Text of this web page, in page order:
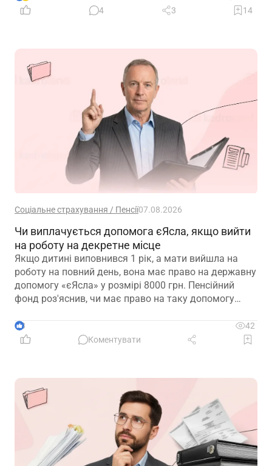
4
3 14
Соціальне страхування / Пенсії07.08.2026
Чи виплачується допомога єЯсла, якщо вийти
на роботу на декретне місце
Якщо дитині виповнився 1 рік, а мати вийшла на
роботу на повний день, вона має право на державну
допомогу «єЯсла» у розмірі 8000 грн. Пенсійний
фонд роз'яснив, чи має право на таку допомогу
3
42
Коментувати